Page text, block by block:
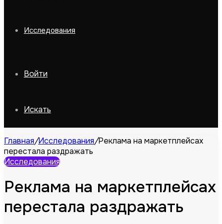
Исследования
Войти
Искать
Главная/Исследования/Реклама на маркетплейсах
перестала раздражать
Исследования
Реклама на маркетплейсах
перестала раздражать